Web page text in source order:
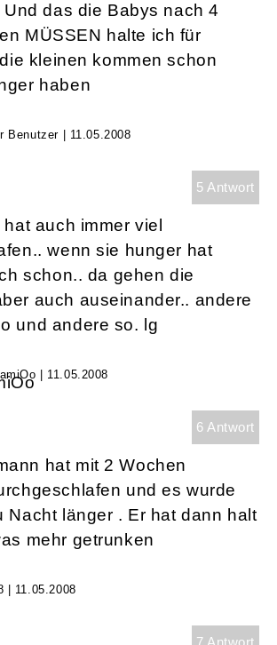
das die Babys nach 4
MÜSSEN halte ich für
kleinen kommen schon
haben
Benutzer | 11.05.2008
5 Antwort
auch immer viel
wenn sie hunger hat
schon.. da gehen die
auch auseinander.. andere
und andere so. lg
| 11.05.2008
6 Antwort
hat mit 2 Wochen
und es wurde
Nacht länger . Er hat dann halt
mehr getrunken
| 11.05.2008